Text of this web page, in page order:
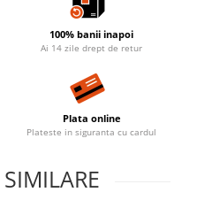
100% banii inapoi
Ai 14 zile drept de retur
Plata online
Plateste in siguranta cu cardul